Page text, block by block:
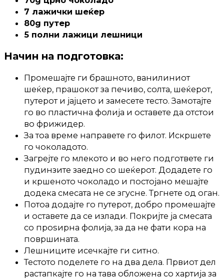
7 лажички шеќер
80g путер
5 полни лажици лешници
Начин на подготовка:
Промешајте ги брашното, ванилиниот
шеќер, прашокот за печиво, солта, шеќерот,
путерот и јајцето и замесете тесто. Замотајте
го во пластична фолија и оставете да отстои
во фрижидер.
За тоа време направете го филот. Искршете
го чоколадото.
Загрејте го млекото и во него подгответе ги
пудинзите заедно со шеќерот. Додадете го
и кршеното чоколадо и постојано мешајте
додека смесата не се згусне. Тргнете од оган.
Потоа додајте го путерот, добро промешајте
и оставете да се излади. Покријте ја смесата
со проѕирна фолија, за да не фати кора на
површината.
Лешниците исечкајте ги ситно.
Тестото поделете го на два дела. Првиот дел
растапкајте го на тава обложена со хартија за